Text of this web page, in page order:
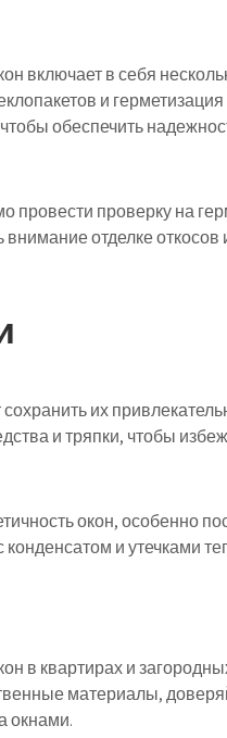
включает в себя
и
обеспечить
провести проверку на
внимание отделке
их
и тряпки, чтобы
окон, особенно
и утечками
в квартирах и
материалы,
окнами.